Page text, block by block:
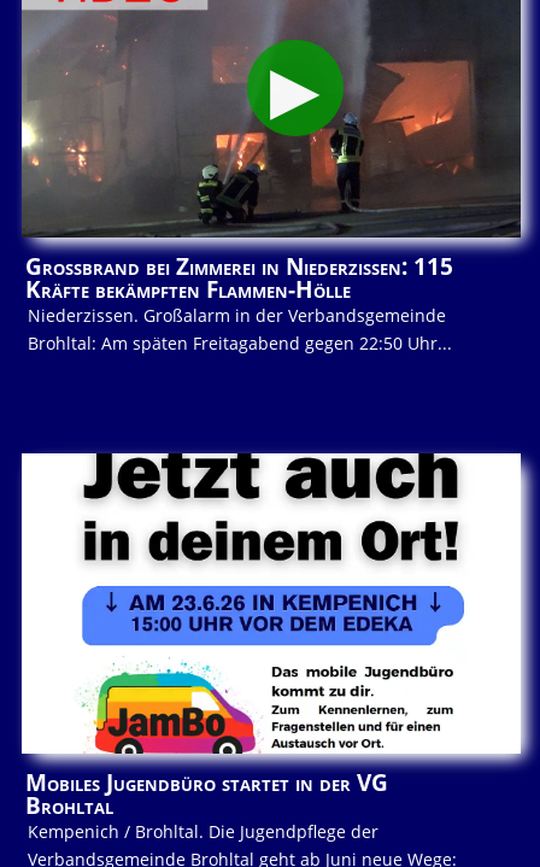
Großbrand bei Zimmerei in Niederzissen: 115
Kräfte bekämpften Flammen-Hölle
Niederzissen. Großalarm in der Verbandsgemeinde
Brohltal: Am späten Freitagabend gegen 22:50 Uhr...
Mobiles Jugendbüro startet in der VG
Brohltal
Kempenich / Brohltal. Die Jugendpflege der
Verbandsgemeinde Brohltal geht ab Juni neue Wege: